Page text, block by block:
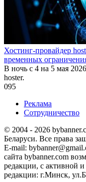
Хостинг-провайдер
временных
В ночь с 4 на 5 мая
hoster.
095
Реклама
Сотрудничество
© 2004 - 2026
Беларуси. Все права
E-mail:
сайта bybanner.com
редакции, с активной
редакции: г.Минск,